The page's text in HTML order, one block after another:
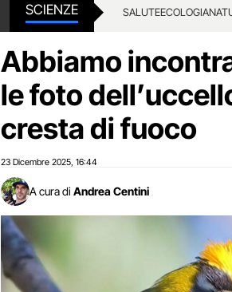
SCIENZE SALUTEECOLOGIA
Abbiamo
le foto
cresta di fuoco
23 Dicembre 2025 16:44
A cura di Andrea Centini